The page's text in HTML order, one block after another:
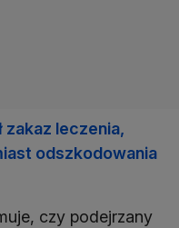
zakaz leczenia,
odszkodowania
czy podejrzany